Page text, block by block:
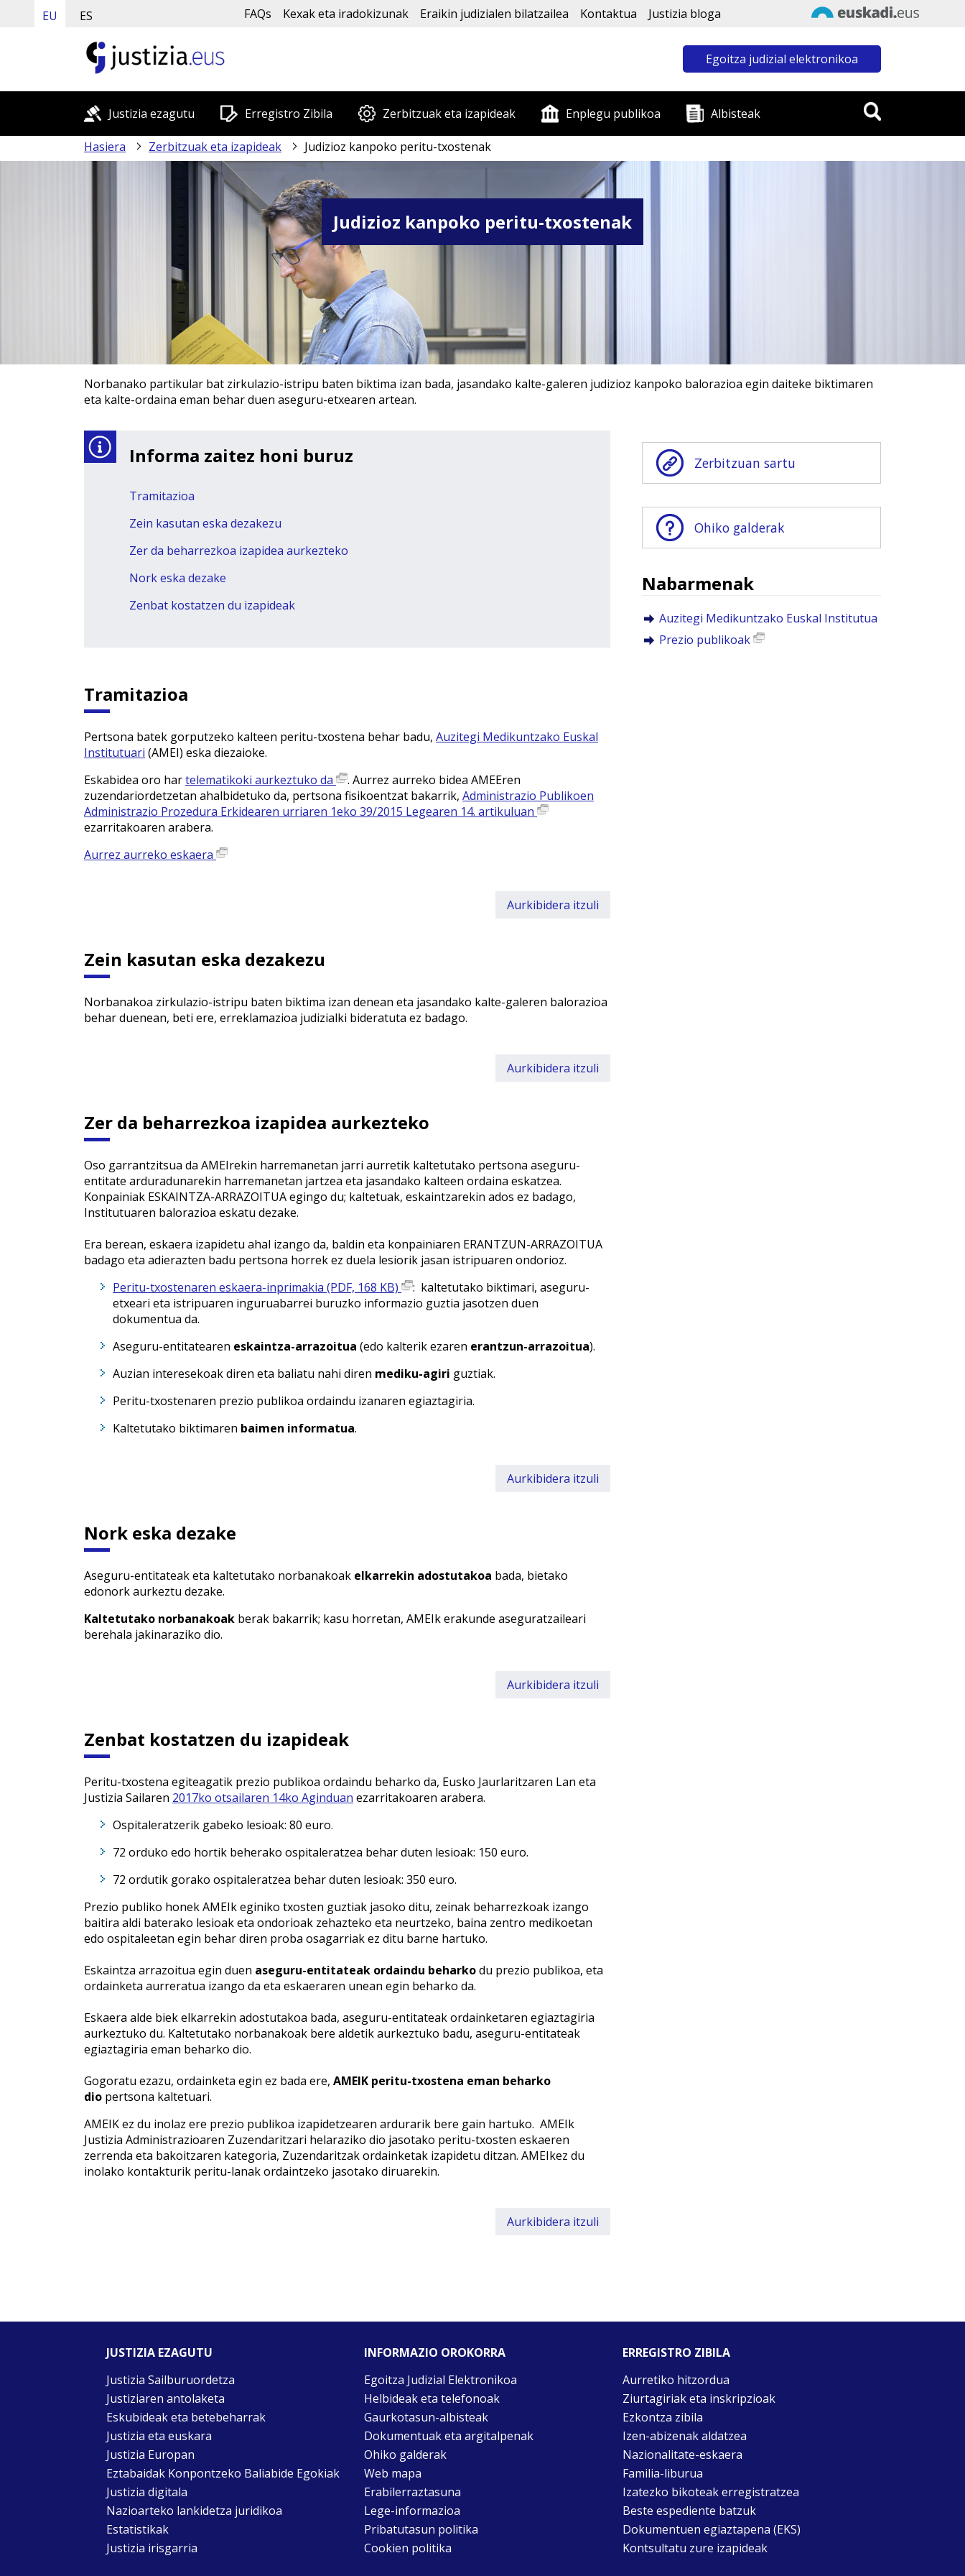
EU ES FAQs Kexak eta iradokizunak Eraikin judizialen bilatzailea Kontaktua Justizia bloga
Egoitza judizial elektronikoa
Justizia ezagutu Erregistro Zibila Zerbitzuak eta izapideak Enplegu publikoa Albisteak
Hasiera Zerbitzuak eta izapideak Judizioz kanpoko peritu-txostenak
Judizioz kanpoko peritu-txostenak
Norbanako partikular bat zirkulazio-istripu baten biktima izan bada, jasandako kalte-galeren judizioz kanpoko balorazioa egin daiteke biktimaren
eta kalte-ordaina eman behar duen aseguru-etxearen artean.
Informa zaitez honi buruz
Tramitazioa
Zein kasutan eska dezakezu
Zer da beharrezkoa izapidea aurkezteko
Nork eska dezake
Zenbat kostatzen du izapideak
Tramitazioa
Pertsona batek gorputzeko kalteen peritu-txostena behar badu, Auzitegi Medikuntzako Euskal
Institutuari (AMEI) eska diezaioke.
Eskabidea oro hartelematikoki aurkeztuko da
. Aurrez aurreko bidea AMEEren
zuzendariordetzetan ahalbidetuko da, pertsona fisikoentzat bakarrik, Administrazio Publikoen
Administrazio Prozedura Erkidearen urriaren 1eko 39/2015 Legearen 14. artikuluan
ezarritakoaren arabera.
Aurrez aurreko eskaera
Aurkibidera itzuli
Zein kasutan eska dezakezu
Norbanakoa zirkulazio-istripu baten biktima izan denean eta jasandako kalte-galeren balorazioa
behar duenean, beti ere, erreklamazioa judizialki bideratuta ez badago.
Aurkibidera itzuli
Zer da beharrezkoa izapidea aurkezteko
Oso garrantzitsua da AMEIrekin harremanetan jarri aurretik kaltetutako pertsona aseguru-
entitate arduradunarekin harremanetan jartzea eta jasandako kalteen ordaina eskatzea.
Konpainiak ESKAINTZA-ARRAZOITUA egingo du; kaltetuak, eskaintzarekin ados ez badago,
Institutuaren balorazioa eskatu dezake.
Era berean, eskaera izapidetu ahal izango da, baldin eta konpainiaren ERANTZUN-ARRAZOITUA
badago eta adierazten badu pertsona horrek ez duela lesiorik jasan istripuaren ondorioz.
Peritu-txostenaren eskaera-inprimakia (PDF, 168 KB)
: kaltetutako biktimari, aseguru-
etxeari eta istripuaren inguruabarrei buruzko informazio guztia jasotzen duen
dokumentua da.
Aseguru-entitatearen eskaintza-arrazoitua (edo kalterik ezaren erantzun-arrazoitua).
Auzian interesekoak diren eta baliatu nahi diren mediku-agiri guztiak.
Peritu-txostenaren prezio publikoa ordaindu izanaren egiaztagiria.
Kaltetutako biktimaren baimen informatua.
Aurkibidera itzuli
Nork eska dezake
Aseguru-entitateak eta kaltetutako norbanakoak elkarrekin adostutakoa bada, bietako
edonork aurkeztu dezake.
Kaltetutako norbanakoak berak bakarrik; kasu horretan, AMEIk erakunde aseguratzaileari
berehala jakinaraziko dio.
Aurkibidera itzuli
Zenbat kostatzen du izapideak
Peritu-txostena egiteagatik prezio publikoa ordaindu beharko da, Eusko Jaurlaritzaren Lan eta
Justizia Sailaren 2017ko otsailaren 14ko Aginduan ezarritakoaren arabera.
Ospitaleratzerik gabeko lesioak: 80 euro.
72 orduko edo hortik beherako ospitaleratzea behar duten lesioak: 150 euro.
72 ordutik gorako ospitaleratzea behar duten lesioak: 350 euro.
Prezio publiko honek AMEIk eginiko txosten guztiak jasoko ditu, zeinak beharrezkoak izango
baitira aldi baterako lesioak eta ondorioak zehazteko eta neurtzeko, baina zentro medikoetan
edo ospitaleetan egin behar diren proba osagarriak ez ditu barne hartuko.
Eskaintza arrazoitua egin duen aseguru-entitateak ordaindu beharkodu prezio publikoa, eta
ordainketa aurreratua izango da eta eskaeraren unean egin beharko da.
Eskaera alde biek elkarrekin adostutakoa bada, aseguru-entitateak ordainketaren egiaztagiria
aurkeztuko du. Kaltetutako norbanakoak bere aldetik aurkeztuko badu, aseguru-entitateak
egiaztagiria eman beharko dio.
Gogoratu ezazu, ordainketa egin ez bada ere, AMEIK peritu-txostena eman beharko
dio pertsona kaltetuari.
AMEIK ez du inolaz ere prezio publikoa izapidetzearen ardurarik bere gain hartuko. AMEIk
Justizia Administrazioaren Zuzendaritzari helaraziko dio jasotako peritu-txosten eskaeren
zerrenda eta bakoitzaren kategoria, Zuzendaritzak ordainketak izapidetu ditzan. AMEIkez du
inolako kontakturik peritu-lanak ordaintzeko jasotako diruarekin.
Aurkibidera itzuli
Zerbitzuan sartu
Ohiko galderak
Nabarmenak
Auzitegi Medikuntzako Euskal Institutua
Prezio publikoak
JUSTIZIA EZAGUTU
Justizia Sailburuordetza
Justiziaren antolaketa
Eskubideak eta betebeharrak
Justizia eta euskara
Justizia Europan
Eztabaidak Konpontzeko Baliabide Egokiak
Justizia digitala
Nazioarteko lankidetza juridikoa
Estatistikak
Justizia irisgarria
INFORMAZIO OROKORRA
Egoitza Judizial Elektronikoa
Helbideak eta telefonoak
Gaurkotasun-albisteak
Dokumentuak eta argitalpenak
Ohiko galderak
Web mapa
Erabilerraztasuna
Lege-informazioa
Pribatutasun politika
Cookien politika
ERREGISTRO ZIBILA
Aurretiko hitzordua
Ziurtagiriak eta inskripzioak
Ezkontza zibila
Izen-abizenak aldatzea
Nazionalitate-eskaera
Familia-liburua
Izatezko bikoteak erregistratzea
Beste espediente batzuk
Dokumentuen egiaztapena (EKS)
Kontsultatu zure izapideak